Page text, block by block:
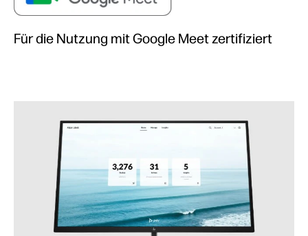
Für die Nutzung mit Google Meet zertifiziert